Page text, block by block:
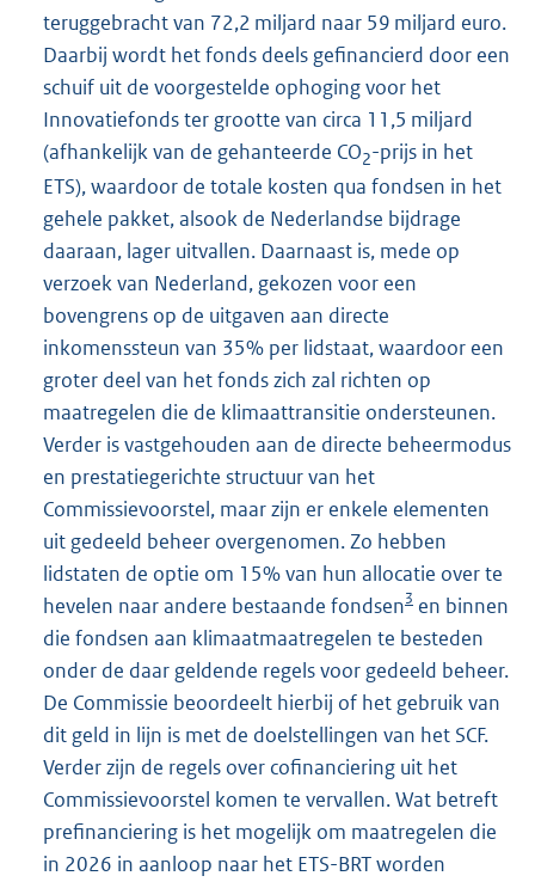
teruggebracht van 72,2 miljard naar 59 miljard euro.
Daarbij wordt het fonds deels gefinancierd door een
schuif uit de voorgestelde ophoging voor het
Innovatiefonds ter grootte van circa 11,5 miljard
(afhankelijk van de gehanteerde CO2-prijs in het
ETS), waardoor de totale kosten qua fondsen in het
gehele pakket, alsook de Nederlandse bijdrage
daaraan, lager uitvallen. Daarnaast is, mede op
verzoek van Nederland, gekozen voor een
bovengrens op de uitgaven aan directe
inkomenssteun van 35% per lidstaat, waardoor een
groter deel van het fonds zich zal richten op
maatregelen die de klimaattransitie ondersteunen.
Verder is vastgehouden aan de directe beheermodus
en prestatiegerichte structuur van het
Commissievoorstel, maar zijn er enkele elementen
uit gedeeld beheer overgenomen. Zo hebben
lidstaten de optie om 15% van hun allocatie over te
hevelen naar andere bestaande fondsen3 en binnen
die fondsen aan klimaatmaatregelen te besteden
onder de daar geldende regels voor gedeeld beheer.
De Commissie beoordeelt hierbij of het gebruik van
dit geld in lijn is met de doelstellingen van het SCF.
Verder zijn de regels over cofinanciering uit het
Commissievoorstel komen te vervallen. Wat betreft
prefinanciering is het mogelijk om maatregelen die
in 2026 in aanloop naar het ETS-BRT worden